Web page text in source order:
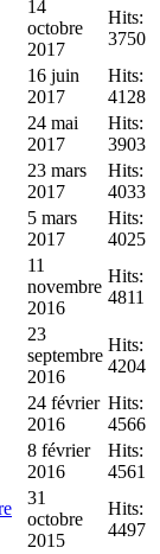
14
octobre
2017
Hits:
3750
16 juin
2017
Hits:
4128
24 mai
2017
Hits:
3903
23 mars
2017
Hits:
4033
5 mars
2017
Hits:
4025
11
novembre
2016
Hits:
4811
23
septembre
2016
Hits:
4204
24 février
2016
Hits:
4566
8 février
2016
Hits:
4561
31
octobre
2015
Hits:
4497